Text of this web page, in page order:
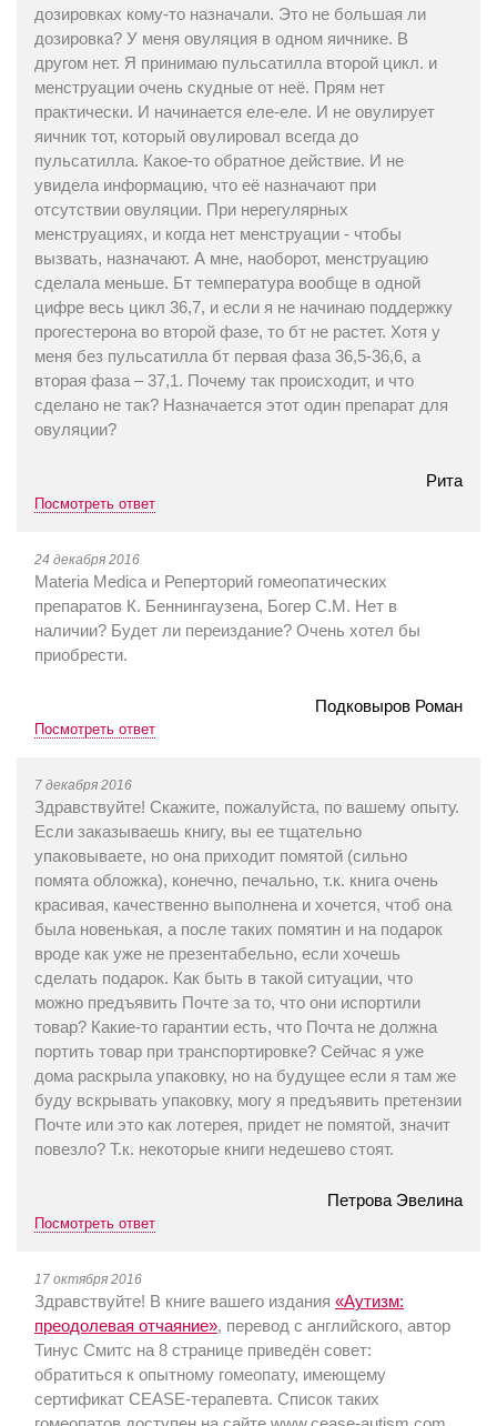
дозировках кому-то назначали. Это не большая ли
дозировка? У меня овуляция в одном яичнике. В
другом нет. Я принимаю пульсатилла второй цикл. и
менструации очень скудные от неё. Прям нет
практически. И начинается еле-еле. И не овулирует
яичник тот, который овулировал всегда до
пульсатилла. Какое-то обратное действие. И не
увидела информацию, что её назначают при
отсутствии овуляции. При нерегулярных
менструациях, и когда нет менструации - чтобы
вызвать, назначают. А мне, наоборот, менструацию
сделала меньше. Бт температура вообще в одной
цифре весь цикл 36,7, и если я не начинаю поддержку
прогестерона во второй фазе, то бт не растет. Хотя у
меня без пульсатилла бт первая фаза 36,5-36,6, а
вторая фаза – 37,1. Почему так происходит, и что
сделано не так? Назначается этот один препарат для
овуляции?
Рита
Посмотреть ответ
24 декабря 2016
Materia Medica и Реперторий гомеопатических
препаратов К. Беннингаузена, Богер С.М. Нет в
наличии? Будет ли переиздание? Очень хотел бы
приобрести.
Подковыров Роман
Посмотреть ответ
7 декабря 2016
Здравствуйте! Скажите, пожалуйста, по вашему опыту.
Если заказываешь книгу, вы ее тщательно
упаковываете, но она приходит помятой (сильно
помята обложка), конечно, печально, т.к. книга очень
красивая, качественно выполнена и хочется, чтоб она
была новенькая, а после таких помятин и на подарок
вроде как уже не презентабельно, если хочешь
сделать подарок. Как быть в такой ситуации, что
можно предъявить Почте за то, что они испортили
товар? Какие-то гарантии есть, что Почта не должна
портить товар при транспортировке? Сейчас я уже
дома раскрыла упаковку, но на будущее если я там же
буду вскрывать упаковку, могу я предъявить претензии
Почте или это как лотерея, придет не помятой, значит
повезло? Т.к. некоторые книги недешево стоят.
Петрова Эвелина
Посмотреть ответ
17 октября 2016
Здравствуйте! В книге вашего издания «Аутизм:
преодолевая отчаяние», перевод с английского, автор
Тинус Смитс на 8 странице приведён совет:
обратиться к опытному гомеопату, имеющему
сертификат CEASE-терапевта. Список таких